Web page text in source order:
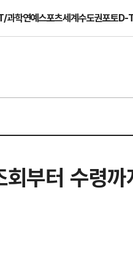
과학연예스포츠세계수도권포토D-
부터 수령까